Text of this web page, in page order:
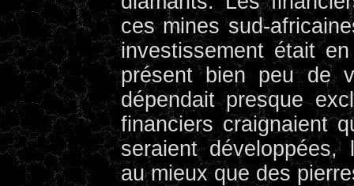
ces mines sud-
investissement était
présent bien peu de
dépendait presque
financiers craignaient
seraient développées,
au mieux que des